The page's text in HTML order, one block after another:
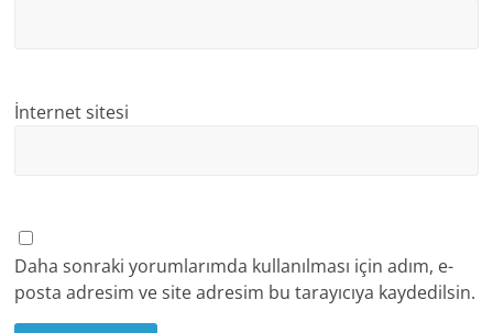
İnternet sitesi
Daha sonraki yorumlarımda kullanılması için adım, e-
posta adresim ve site adresim bu tarayıcıya kaydedilsin.